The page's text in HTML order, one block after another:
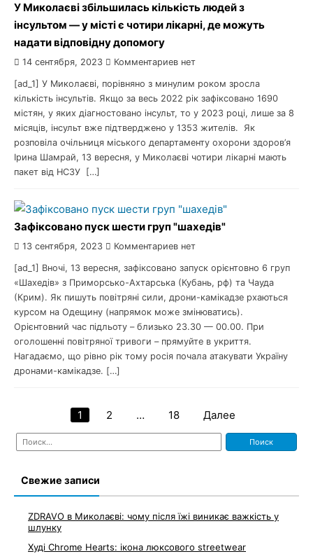
У Миколаєві збільшилась кількість людей з
інсультом — у місті є чотири лікарні, де можуть
надати відповідну допомогу
14 сентября, 2023 Комментариев нет
[ad_1] У Миколаєві, порівняно з минулим роком зросла
кількість інсультів. Якщо за весь 2022 рік зафіксовано 1690
містян, у яких діагностовано інсульт, то у 2023 році, лише за 8
місяців, інсульт вже підтверджено у 1353 жителів. Як
розповіла очільниця міського департаменту охорони здоров’я
Ірина Шамрай, 13 вересня, у Миколаєві чотири лікарні мають
пакет від НСЗУ […]
Зафіксовано пуск шести груп "шахедів"
13 сентября, 2023 Комментариев нет
[ad_1] Вночі, 13 вересня, зафіксовано запуск орієнтовно 6 груп
«Шахедів» з Приморсько-Ахтарська (Кубань, рф) та Чауда
(Крим). Як пишуть повітряні сили, дрони-камікадзе рхаються
курсом на Одещину (напрямок може змінюватись).
Орієнтовний час підльоту – близько 23.30 — 00.00. При
оголошенні повітряної тривоги – прямуйте в укриття.
Нагадаємо, що рівно рік тому росія почала атакувати Україну
дронами-камікадзе. […]
Навигация
по
1 2 … 18 Далее
Найти:
Свежие записи
ZDRAVO в Миколаєві: чому після їжі виникає важкість у
шлунку
Худі Chrome Hearts: ікона люксового streetwear